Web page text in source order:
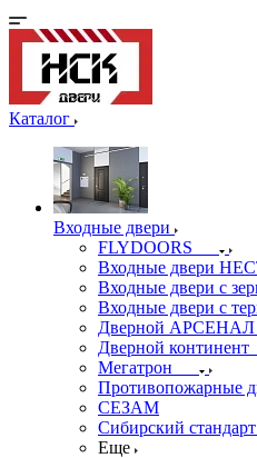
Каталог
Входные двери
FLYDOORS
Входные двери
Входные двери с
Входные двери с
Дверной АРСЕНАЛ
Дверной континент
Мегатрон
Противопожарные
СЕЗАМ
Сибирский стандарт
Еще